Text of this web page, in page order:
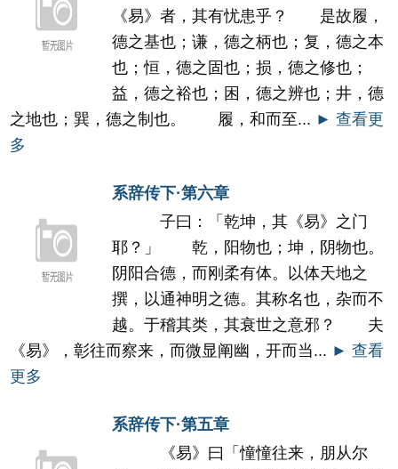
《易》者，其有忧患乎？ 是故履，
德之基也；谦，德之柄也；复，德之本
也；恒，德之固也；损，德之修也；
益，德之裕也；困，德之辨也；井，德
之地也；巽，德之制也。 履，和而至... ► 查看更
多
系辞传下·第六章
子曰：「乾坤，其《易》之门
耶？」 乾，阳物也；坤，阴物也。
阴阳合德，而刚柔有体。以体天地之
撰，以通神明之德。其称名也，杂而不
越。于稽其类，其衰世之意邪？ 夫
《易》，彰往而察来，而微显阐幽，开而当... ► 查看
更多
系辞传下·第五章
《易》曰「憧憧往来，朋从尔